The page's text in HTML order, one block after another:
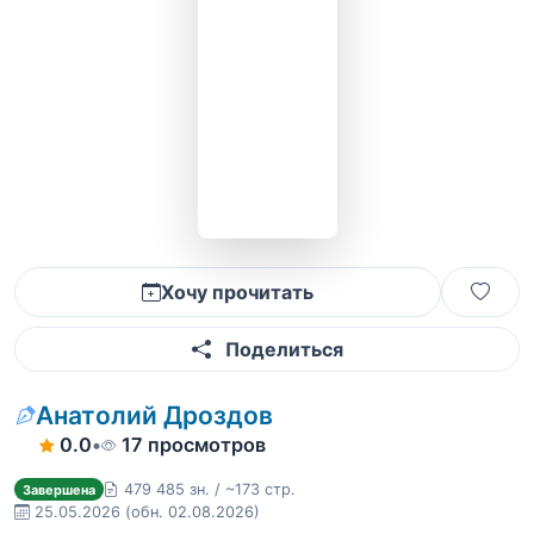
Хочу прочитать
Поделиться
Анатолий Дроздов
0.0• 17 просмотров
Завершена
479 485 зн. / ~173 стр.
25.05.2026 (обн. 02.08.2026)